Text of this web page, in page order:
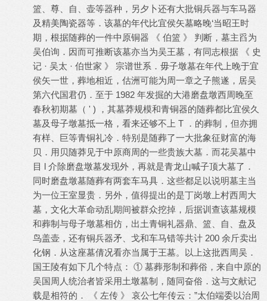
篮、尊、自、壶等器种，另夕卜还有大批铜兵器与车马器
及精美陶瓷器等．该墓的年代比宜侯矢墓略晚‘当昭王时
期，根据随葬的一件中原铜器 《 伯篮 》 判断，墓主舀为
吴伯询．因而可推断该墓亦当为吴王墓，有同志根据 《 史
记 · 吴太 · 伯世家 》 宗谱世系．毋子墩墓在年代上晚于宜
侯矢一世，葬地相近，估洲可能为周一章之子熊遂，居吴
第六代国君仍．至于 1982 年发掘的大港磨盘墩西周晚至
春秋初期墓（ ' ) ，其墓莽规模和青铜器的随葬都比宜侯久
墓及母子墩墓抵一格，看来还够不上 T ．的葬制，但亦拥
有样、巨等青铜礼冷．特别是随葬了一大批象征财富的海
贝．用贝随莽见于中原商周的一些贵族大墓．而花吴墓中
目 l 介除磨盘墩墓发现外，再就是青龙山喊子顶大墓了．
同时磨盘墩墓随葬有两套车马具．这些都足以说明墓主当
为一位王室显贵．另外，值得提出的是丁岗墩上村西周大
墓，文化大革命动乱期间被群众挖掉，后据训查该墓规模
和葬制与母子墩墓相仿，出土青铜礼器鼎、篮、自、盘及
鸟盖壶，还有铜兵器矛、戈和车马错等共计 200 余斤卖出
化钢．从这座墓倩况看亦当属于王墓。以上这批西周吴．
国王陵有如下几个特点： ① 墓葬形制和葬俗，来自中原的
吴国周人统治者皆采用土墩墓制，随同奋俗．这与文献记
载是相符的． 《 左传 》 哀公七年传云：”太伯端委以治周